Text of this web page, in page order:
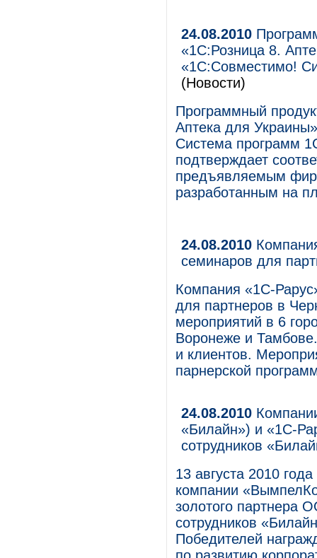
24.08.2010
«1C:Розница 8.
«1С:Совместимо!
(Новости)
Программный
Аптека для
Система программ
подтверждает
предъявляемым
разработанным на
24.08.2010
семинаров для
Компания «1С-
для партнеров в
мероприятий в 6
Воронеже и
и клиентов.
парнерской
24.08.2010
«Билайн») и «1С-
сотрудников
13 августа 2010
компании
золотого партнера
сотрудников
Победителей